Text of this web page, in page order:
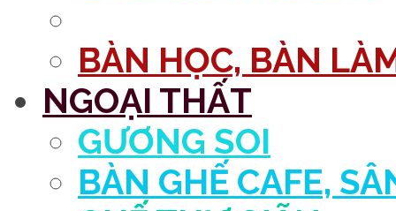
BÀN HỌC, BÀN
NGOẠI THẤT
GƯƠNG SOI
BÀN GHẾ CAFE,